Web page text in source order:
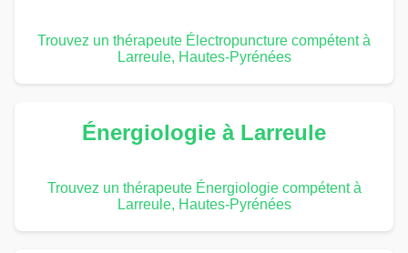
Trouvez un thérapeute Électropuncture compétent à
Larreule, Hautes-Pyrénées
Énergiologie à Larreule
Trouvez un thérapeute Énergiologie compétent à
Larreule, Hautes-Pyrénées